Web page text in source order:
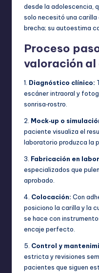
desde la adolescencia,
solo necesitó una
brecha; su autoestima
Proceso
valoración
1. Diagnóstico clínico:
escáner intraoral y
sonrisa‑rostro.
2. Mock‑up o
paciente visualiza el
laboratorio produzca la
3. Fabricación en
especializados que
aprobado.
4. Colocación: Con
posiciono la carilla y la
se hace con
encaje perfecto.
5. Control y
estricta y revisiones
pacientes que siguen